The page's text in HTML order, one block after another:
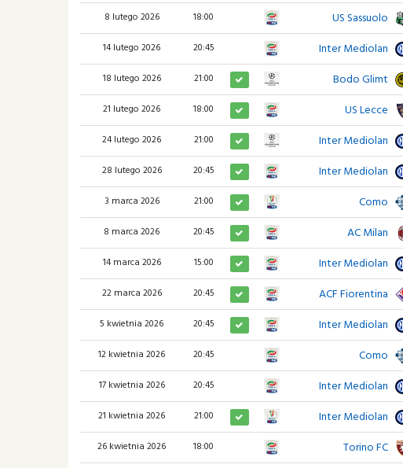
8 lutego 2026 18:00 US Sassuolo
14 lutego 2026 20:45 Inter Mediolan
18 lutego 2026 21:00 Bodo Glimt
21 lutego 2026 18:00 US Lecce
24 lutego 2026 21:00 Inter Mediolan
28 lutego 2026 20:45 Inter Mediolan
3 marca 2026 21:00 Como
8 marca 2026 20:45 AC Milan
14 marca 2026 15:00 Inter Mediolan
22 marca 2026 20:45 ACF Fiorentina
5 kwietnia 2026 20:45 Inter Mediolan
12 kwietnia 2026 20:45 Como
17 kwietnia 2026 20:45 Inter Mediolan
21 kwietnia 2026 21:00 Inter Mediolan
26 kwietnia 2026 18:00 Torino FC